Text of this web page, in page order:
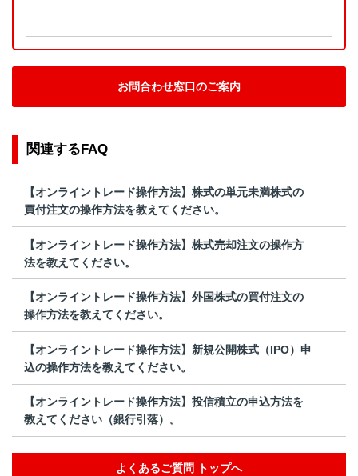
お問合わせ窓口のご案内
関連するFAQ
【オンライントレード操作方法】株式の単元未満株式の
買付注文の操作方法を教えてください。
【オンライントレード操作方法】株式売却注文の操作方
法を教えてください。
【オンライントレード操作方法】外国株式の買付注文の
操作方法を教えてください。
【オンライントレード操作方法】新規公開株式（IPO）申
込の操作方法を教えてください。
【オンライントレード操作方法】投信積立の申込方法を
教えてください（銀行引落）。
よくあるご質問 トップへ